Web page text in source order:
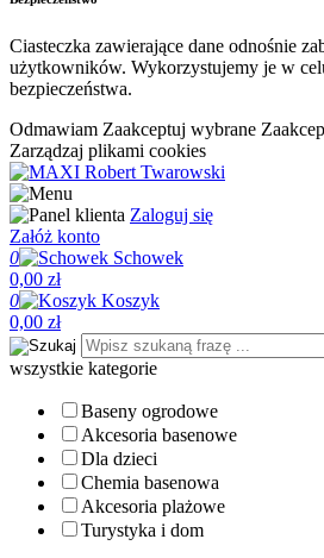
Ciasteczka zawierające dane odnośnie
użytkowników. Wykorzystujemy je w
bezpieczeństwa.
Odmawiam Zaakceptuj wybrane
Zarządzaj plikami cookies
Zaloguj się
Załóż konto
0
Schowek
0,00 zł
0
Koszyk
0,00 zł
wszystkie kategorie
Baseny ogrodowe
Akcesoria basenowe
Dla dzieci
Chemia basenowa
Akcesoria plażowe
Turystyka i dom